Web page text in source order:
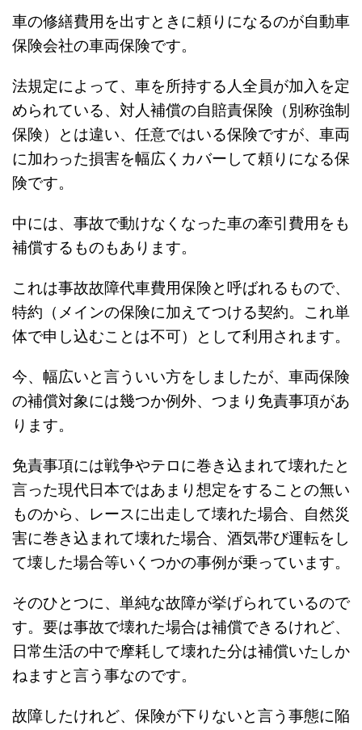
車の修繕費用を出すときに頼りになるのが自動車
保険会社の車両保険です。
法規定によって、車を所持する人全員が加入を定
められている、対人補償の自賠責保険（別称強制
保険）とは違い、任意ではいる保険ですが、車両
に加わった損害を幅広くカバーして頼りになる保
険です。
中には、事故で動けなくなった車の牽引費用をも
補償するものもあります。
これは事故故障代車費用保険と呼ばれるもので、
特約（メインの保険に加えてつける契約。これ単
体で申し込むことは不可）として利用されます。
今、幅広いと言ういい方をしましたが、車両保険
の補償対象には幾つか例外、つまり免責事項があ
ります。
免責事項には戦争やテロに巻き込まれて壊れたと
言った現代日本ではあまり想定をすることの無い
ものから、レースに出走して壊れた場合、自然災
害に巻き込まれて壊れた場合、酒気帯び運転をし
て壊した場合等いくつかの事例が乗っています。
そのひとつに、単純な故障が挙げられているので
す。要は事故で壊れた場合は補償できるけれど、
日常生活の中で摩耗して壊れた分は補償いたしか
ねますと言う事なのです。
故障したけれど、保険が下りないと言う事態に陥